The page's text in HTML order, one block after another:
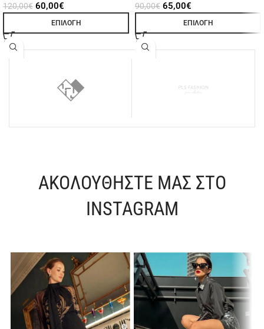
120,00€ 60,00€
ΕΠΙΛΟΓΉ
90,00€ 65,00€
ΕΠΙΛΟΓΉ
ΑΚΟΛΟΥΘΗΣΤΕ ΜΑΣ ΣΤΟ
INSTAGRAM